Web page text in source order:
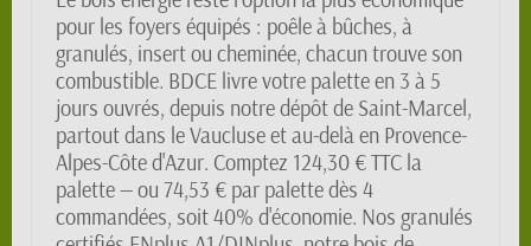
pour les foyers équipés : poêle à bûches, à
granulés, insert ou cheminée, chacun trouve son
combustible. BDCE livre votre palette en 3 à 5
jours ouvrés, depuis notre dépôt de Saint-Marcel,
partout dans le Vaucluse et au-delà en Provence-
Alpes-Côte d'Azur. Comptez 124,30 € TTC la
palette — ou 74,53 € par palette dès 4
commandées, soit 40% d'économie. Nos granulés